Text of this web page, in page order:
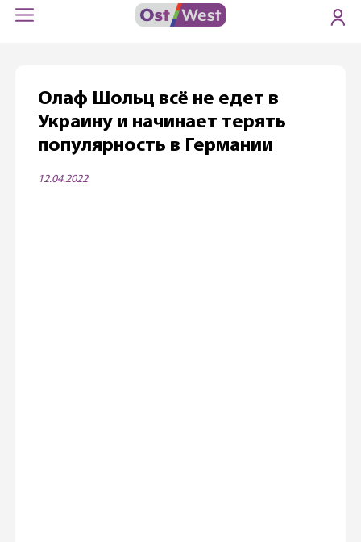
Олаф Шольц всё не едет в
Украину и начинает терять
популярность в Германии
12.04.2022